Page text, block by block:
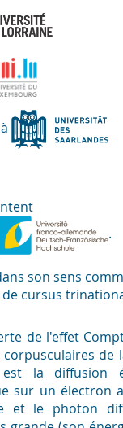
.
son sens
cursus
de l'effet
de
est la diffusion
sur un électron
et le photon